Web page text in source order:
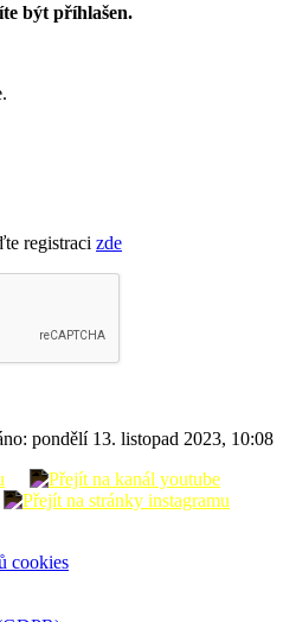
být příhlašen.
registraci zde
pondělí 13. listopad 2023, 10:08
cookies